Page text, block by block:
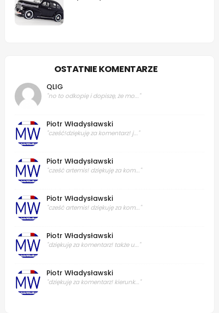
OSTATNIE KOMENTARZE
QLIG
"no to odkopię i dopiszę, że mo..."
Piotr Władysławski
"cześć!dziękuję za komentarz! j..."
Piotr Władysławski
"cześć artemis! dziękuję za kom..."
Piotr Władysławski
"cześć artemis! dziękuję za kom..."
Piotr Władysławski
"dziękuję za komentarz! także u..."
Piotr Władysławski
"dziękuję za komentarz! kierunk..."